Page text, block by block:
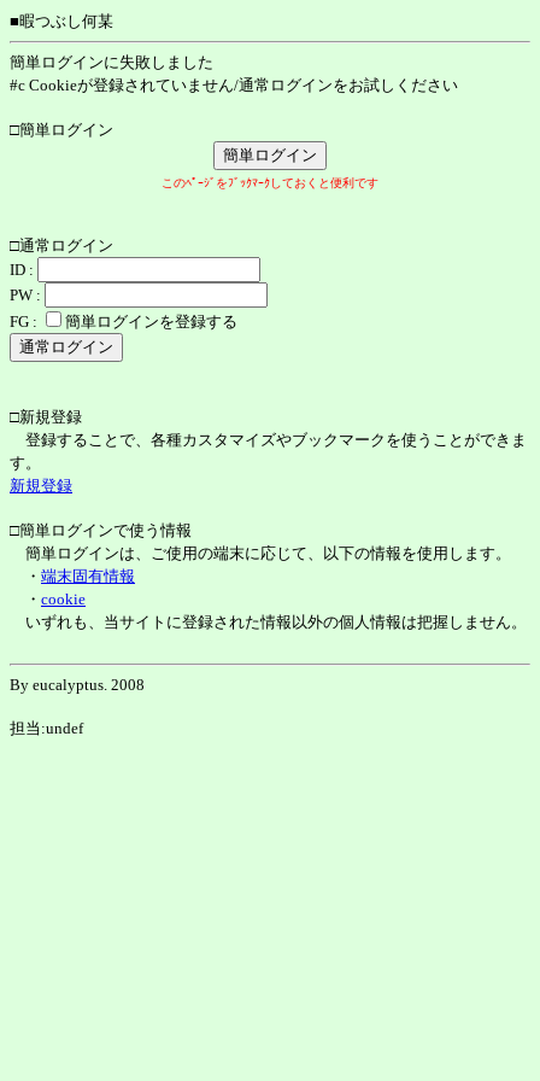
■暇つぶし何某
簡単ログインに失敗しました
#c Cookieが登録されていません/通常ログインをお試しください
□簡単ログイン
このﾍﾟｰｼﾞをﾌﾞｯｸﾏｰｸしておくと便利です
□通常ログイン
ID :
PW :
FG :
簡単ログインを登録する
□新規登録
登録することで、各種カスタマイズやブックマークを使うことができま
す。
新規登録
□簡単ログインで使う情報
簡単ログインは、ご使用の端末に応じて、以下の情報を使用します。
・ 端末固有情報
・ cookie
いずれも、当サイトに登録された情報以外の個人情報は把握しません。
By eucalyptus. 2008
担当:undef